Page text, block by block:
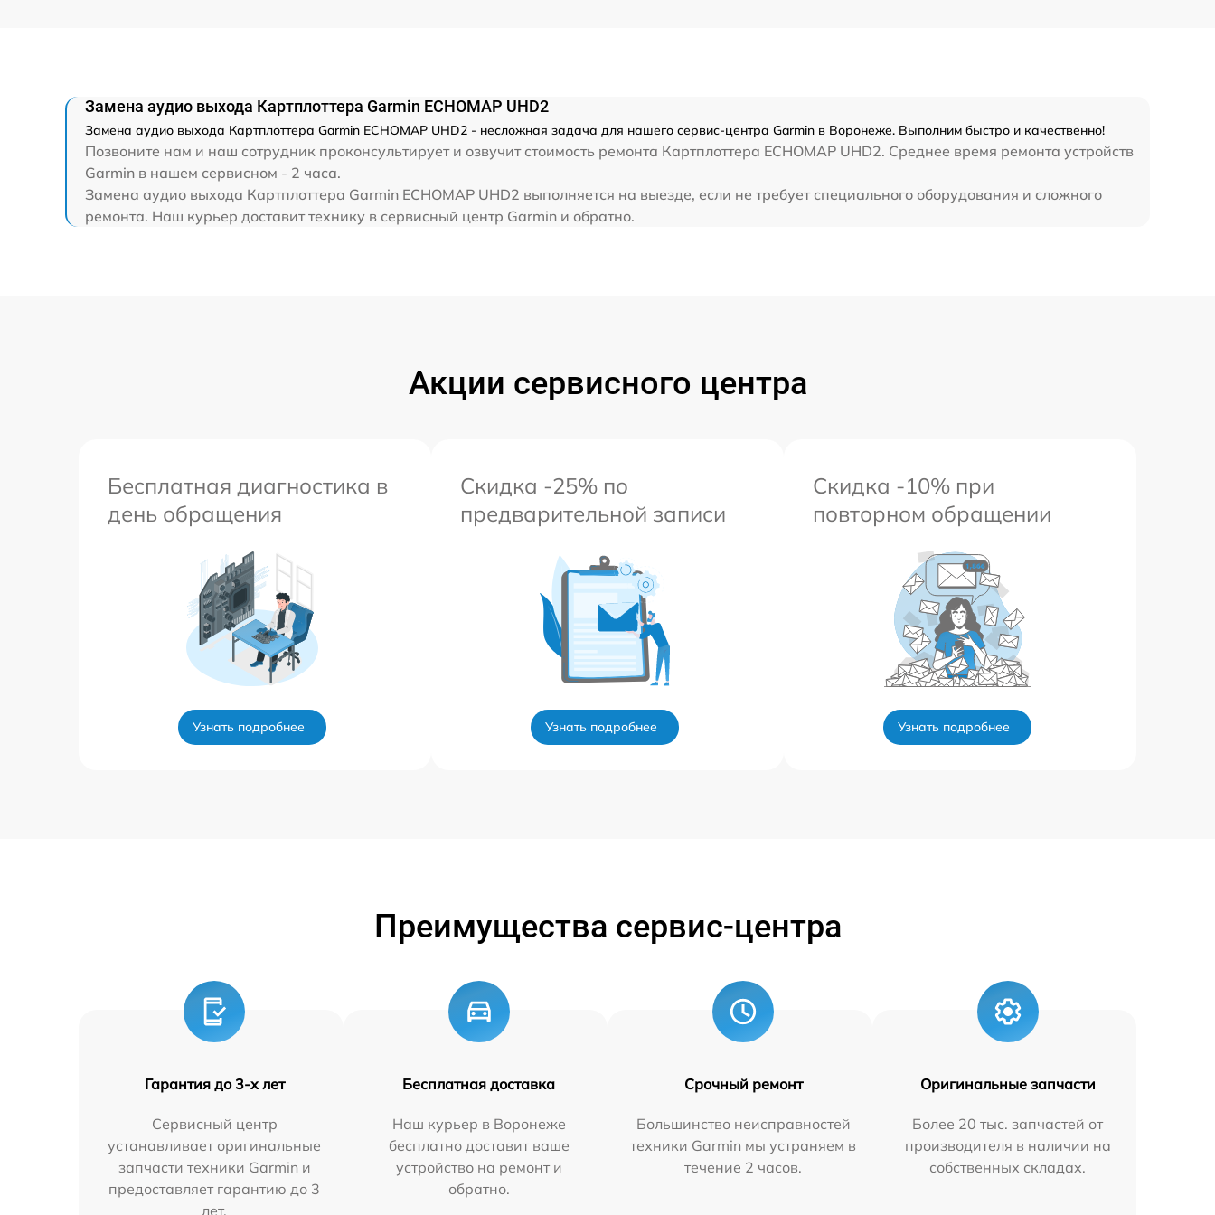
Замена аудио выхода Картплоттера Garmin ECHOMAP UHD2
Замена аудио выхода Картплоттера Garmin ECHOMAP UHD2 - несложная задача для нашего сервис-центра Garmin в Воронеже. Выполним быстро и качественно!
Позвоните нам и наш сотрудник проконсультирует и озвучит стоимость ремонта Картплоттера ECHOMAP UHD2. Среднее время ремонта устройств
Garmin в нашем сервисном - 2 часа.
Замена аудио выхода Картплоттера Garmin ECHOMAP UHD2 выполняется на выезде, если не требует специального оборудования и сложного
ремонта. Наш курьер доставит технику в сервисный центр Garmin и обратно.
Акции сервисного центра
Бесплатная диагностика в
день обращения
Узнать подробнее
Скидка -25% по
предварительной записи
Узнать подробнее
Скидка -10% при
повторном обращении
Узнать подробнее
Преимущества сервис-центра
Гарантия до 3-х лет
Сервисный центр
устанавливает оригинальные
запчасти техники Garmin и
предоставляет гарантию до 3
лет.
Бесплатная доставка
Наш курьер в Воронеже
бесплатно доставит ваше
устройство на ремонт и
обратно.
Срочный ремонт
Большинство неисправностей
техники Garmin мы устраняем в
течение 2 часов.
Оригинальные запчасти
Более 20 тыс. запчастей от
производителя в наличии на
собственных складах.